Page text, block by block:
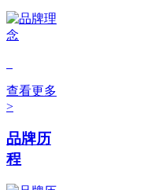
查看更多
>
品牌历
程